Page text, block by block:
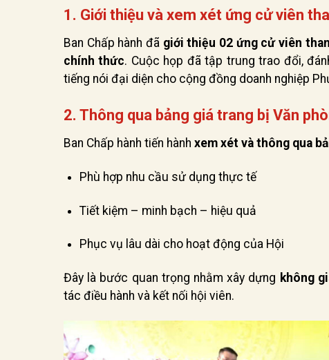
1. Giới thiệu và xem xét ứng cử viên
Ban Chấp hành đã giới thiệu 02 ứng cử viên
chính thức. Cuộc họp đã tập trung trao đổi,
tiếng nói đại diện cho cộng đồng doanh nghiệp
2. Thông qua bảng giá trang bị Văn
Ban Chấp hành tiến hành xem xét và thông qua
Phù hợp nhu cầu sử dụng thực tế
Tiết kiệm – minh bạch – hiệu quả
Phục vụ lâu dài cho hoạt động của Hội
Đây là bước quan trọng nhằm xây dựng không
tác điều hành và kết nối hội viên.